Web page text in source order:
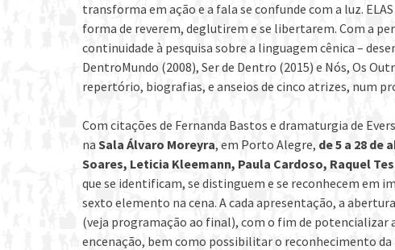
transforma em ação e a fala se confunde com a luz.
forma de reverem, deglutirem e se libertarem. Com a
continuidade à pesquisa sobre a linguagem cênica –
DentroMundo (2008), Ser de Dentro (2015) e Nós, Os
repertório, biografias, e anseios de cinco atrizes, num
Com citações de Fernanda Bastos e dramaturgia de
na Sala Álvaro Moreyra, em Porto Alegre, de 5 a 28 de
Soares, Leticia Kleemann, Paula Cardoso, Raquel
que se identificam, se distinguem e se reconhecem em
sexto elemento na cena. A cada apresentação, a
(veja programação ao final), com o fim de potencializar
encenação, bem como possibilitar o reconhecimento da